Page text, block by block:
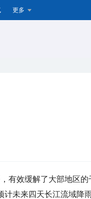
更多
有效缓解了大部地区
未来四天长江流域降